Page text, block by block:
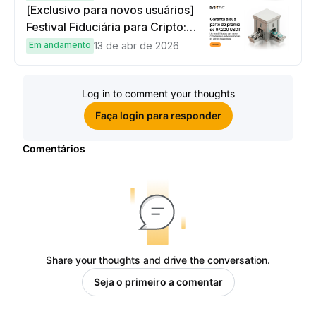
[Exclusivo para novos usuários]
Festival Fiduciária para Cripto:
complete tarefas simples e
Em andamento 13 de abr de 2026
Log in to comment your thoughts
Faça login para responder
Comentários
Share your thoughts and drive the conversation.
Seja o primeiro a comentar